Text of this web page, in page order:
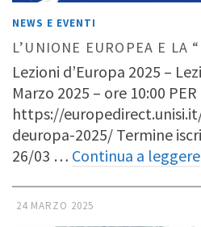
NEWS E EVENTI
L’UNIONE EUROPEA E LA
Lezioni d’Europa 2025 –
Marzo 2025 – ore 10:00
https://
deuropa-2025/ Termine
26/03 … Continua a leggere
24 MARZO 2025